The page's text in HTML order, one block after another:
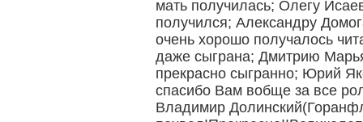
мать получилась; Олегу
получился; Александру
очень хорошо получалось
даже сыграна; Дмитрию
прекрасно сыгранно; Юрий
спасибо Вам вобще за все
Владимир